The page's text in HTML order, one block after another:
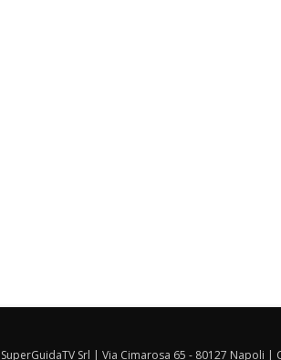
Srl | Via Cimarosa 65 - 80127 Napoli |